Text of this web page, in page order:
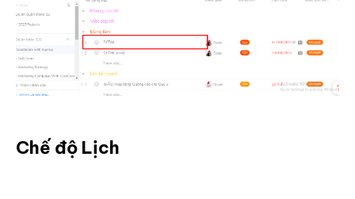
Chế độ Lịch